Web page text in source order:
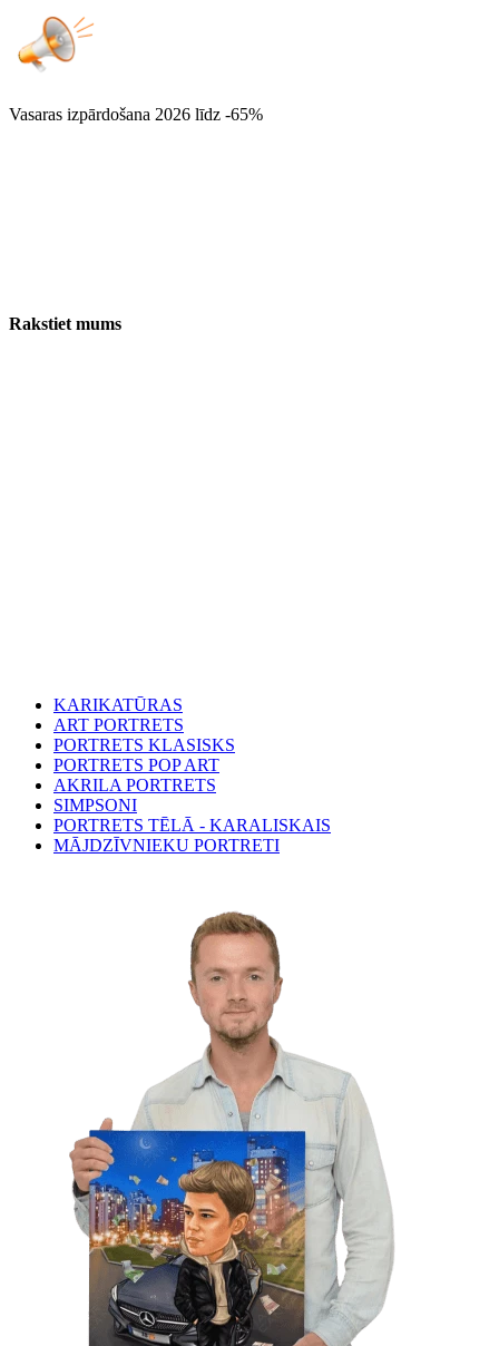
Vasaras izpārdošana 2026 līdz -65%
Rakstiet mums
KARIKATŪRAS
ART PORTRETS
PORTRETS KLASISKS
PORTRETS POP ART
AKRILA PORTRETS
SIMPSONI
PORTRETS TĒLĀ - KARALISKAIS
MĀJDZĪVNIEKU PORTRETI